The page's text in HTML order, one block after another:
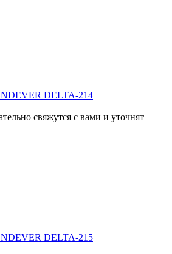
DELTA-214
свяжутся с вами и уточнят
DELTA-215